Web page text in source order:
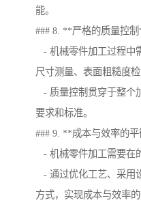
能。
### 8. **严格的质量控
- 机械零件加工过程中
尺寸测量、表面粗糙度
- 质量控制贯穿于整个
要求和标准。
### 9. **成本与效率的
- 机械零件加工需要在
- 通过优化工艺、采用
方式，实现成本与效率的